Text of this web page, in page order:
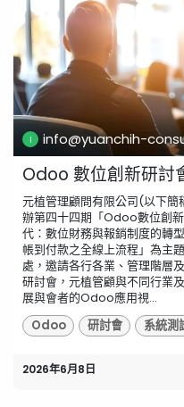
info@yuanchih-
Odoo 數位創新研討
元植管理顧問有限公司(以下
辦第四十四期「Odoo數位創
代：數位財務與報銷制度的轉
帳到付款之全線上流程」為主
處，邀請各行各業、管理階層
研討會，元植管顧與不同行業
展與會者的Odoo應用視...
Odoo
研討會 系統測
2026年6月8日